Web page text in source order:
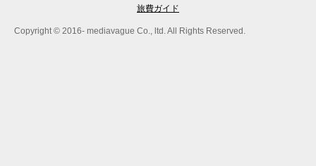
旅費ガイド
Copyright © 2016- mediavague Co., ltd. All Rights Reserved.